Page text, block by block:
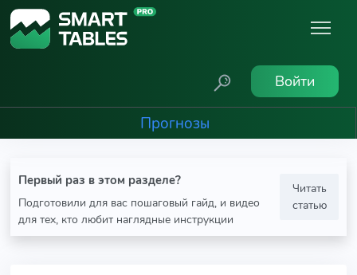
Войти
Прогнозы
Первый раз в этом разделе?
Подготовили для вас пошаговый гайд, и видео
для тех, кто любит наглядные инструкции
Читать
статью